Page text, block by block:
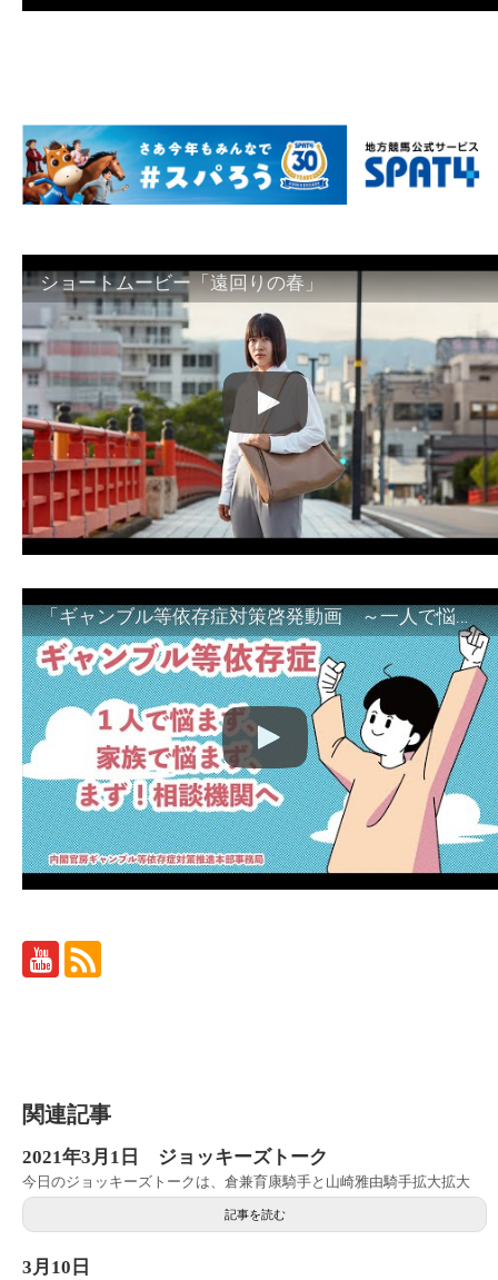
ショートムービー「遠回りの春」
「ギャンブル等依存症対策啓発動画 ～一人で悩まず、家族で悩まず、まず！相談機関へ～」
関連記事
2021年3月1日 ジョッキーズトーク
今日のジョッキーズトークは、倉兼育康騎手と山崎雅由騎手拡大拡大
記事を読む
3月10日